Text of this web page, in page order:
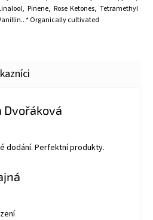
Pinene, Rose Ketones, Tetramethyl
.* Organically cultivated
Dvořáková
je 5 z 5 hviezdičiek.
dodání. Perfektní produkty.
je 5 z 5 hviezdičiek.